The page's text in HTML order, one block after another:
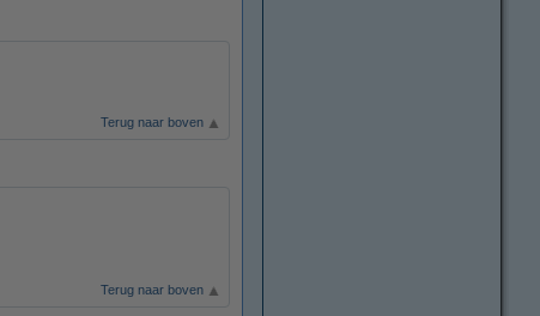
Terug naar boven
Terug naar boven